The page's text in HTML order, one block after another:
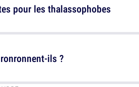
ils ?
pour les thalassophobes